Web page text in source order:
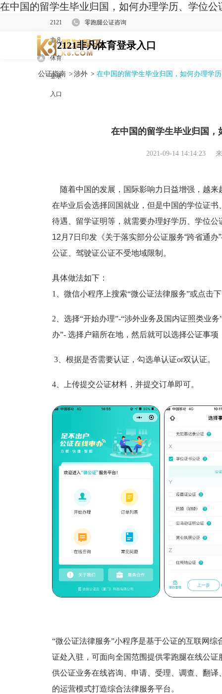
在中国的留学生毕业归国，如何办理学历、学位公
2121
非凡
体育
登录
入口
零跑腿公证咨询
2121非凡体育登录入口
公证指南 > 涉外 > 在中国的留学生毕业归国，如何办理学
在中国的留学生毕业归国
2021-09-14 14:14:23
随着中国的发展，国际影响力日益增强，越来
在毕业后会选择回国就业，但是中国的学位证
待遇、留学证明等，就需要办理好学历、学位公
12月7日印发《关于落实部分公证服务“跨省通
公证、驾驶证公证不受地域限制。
具体做法如下：
1、微信小程序上搜索“微公证法律服务”或点击
2、选择“开始办理”-“涉外业务及国内证照类业
办”- 选择户籍所在地，然后就可以选择公证事
3、根据是否需要认证，勾选单认证or双认证。
4、上传提交公证材料，并提交订单即可。
“微公证法律服务”小程序是基于公证的互联网
证处入驻，可面向全国范围提供零跑腿在线公
供公证业务在线咨询、申请、受理、调查、翻
的运营模式打造综合法律服务平台。